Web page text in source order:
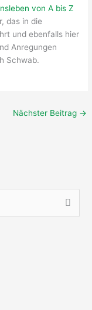
von A bis Z
das in die
und ebenfalls hier
Anregungen
Schwab.
Nächster Beitrag →